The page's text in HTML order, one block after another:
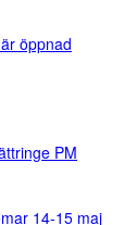
öppnad
PM
14-15 maj